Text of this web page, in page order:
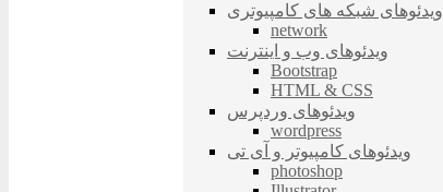
ویدئوهای شبکه های کامپیوتری
network
ویدئوهای وب و اینترنت
Bootstrap
HTML & CSS
ویدئوهای وردپرس
wordpress
ویدئوهای کامپیوتر و آی تی
photoshop